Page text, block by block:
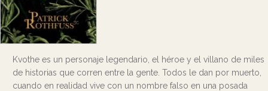
Kvothe es un personaje legendario, el héroe y el villano de miles
de historias que corren entre la gente. Todos le dan por muerto,
cuando en realidad vive con un nombre falso en una posada